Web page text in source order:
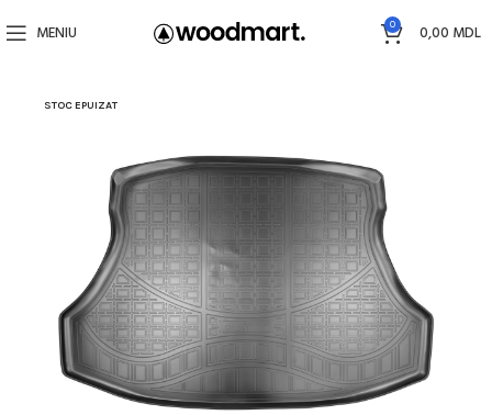
MENIU 0 0,00 MDL
STOC EPUIZAT